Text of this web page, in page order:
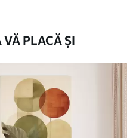
PLACĂ ȘI